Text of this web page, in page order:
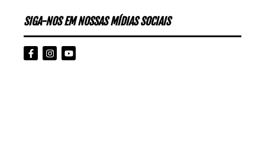
SIGA-NOS EM NOSSAS MÍDIAS SOCIAIS